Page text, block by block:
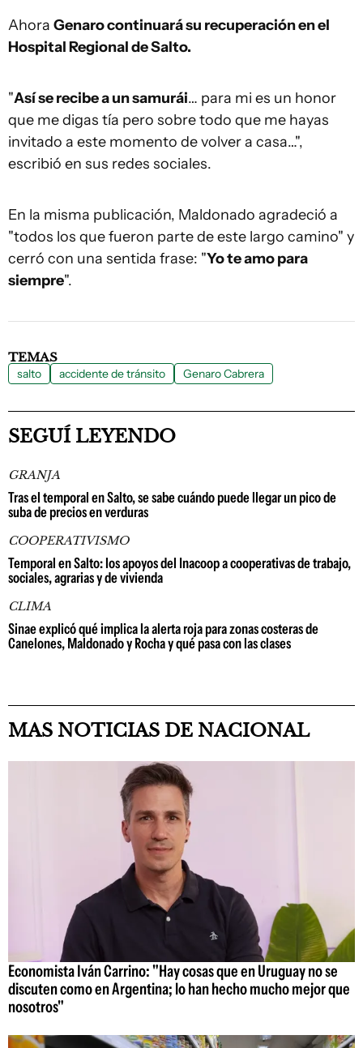
Ahora Genaro continuará su recuperación en el
Hospital Regional de Salto.
"Así se recibe a un samurái… para mi es un honor
que me digas tía pero sobre todo que me hayas
invitado a este momento de volver a casa…",
escribió en sus redes sociales.
En la misma publicación, Maldonado agradeció a
"todos los que fueron parte de este largo camino" y
cerró con una sentida frase: "Yo te amo para
siempre".
TEMAS
salto accidente de tránsito Genaro Cabrera
SEGUÍ LEYENDO
GRANJA
Tras el temporal en Salto, se sabe cuándo puede llegar un pico de
suba de precios en verduras
COOPERATIVISMO
Temporal en Salto: los apoyos del Inacoop a cooperativas de trabajo,
sociales, agrarias y de vivienda
CLIMA
Sinae explicó qué implica la alerta roja para zonas costeras de
Canelones, Maldonado y Rocha y qué pasa con las clases
MAS NOTICIAS DE NACIONAL
Economista Iván Carrino: "Hay cosas que en Uruguay no se
discuten como en Argentina; lo han hecho mucho mejor que
nosotros"